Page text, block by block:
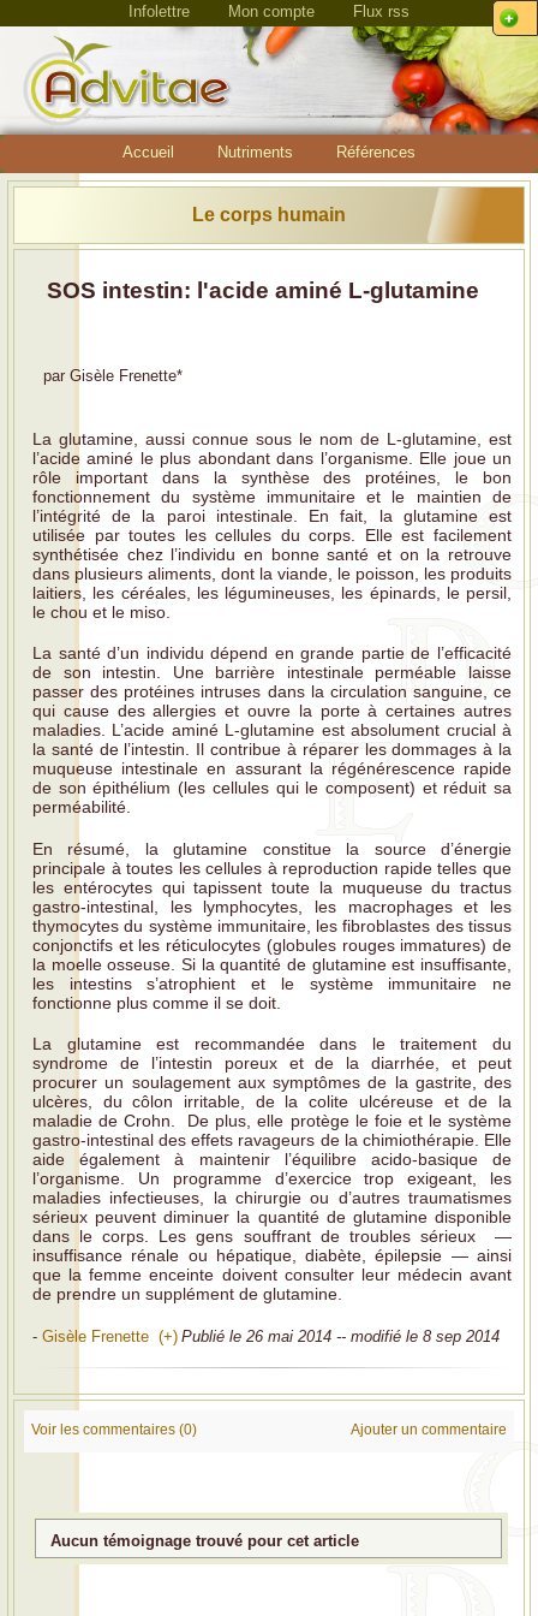
Infolettre Mon compte Flux rss
Accueil Nutriments Références
Le corps humain
SOS intestin: l'acide aminé L-glutamine
par Gisèle Frenette*
La glutamine, aussi connue sous le nom de L-glutamine, est
l’acide aminé le plus abondant dans l’organisme. Elle joue un
rôle important dans la synthèse des protéines, le bon
fonctionnement du système immunitaire et le maintien de
l’intégrité de la paroi intestinale. En fait, la glutamine est
utilisée par toutes les cellules du corps. Elle est facilement
synthétisée chez l’individu en bonne santé et on la retrouve
dans plusieurs aliments, dont la viande, le poisson, les produits
laitiers, les céréales, les légumineuses, les épinards, le persil,
le chou et le miso.
La santé d’un individu dépend en grande partie de l’efficacité
de son intestin. Une barrière intestinale perméable laisse
passer des protéines intruses dans la circulation sanguine, ce
qui cause des allergies et ouvre la porte à certaines autres
maladies. L’acide aminé L-glutamine est absolument crucial à
la santé de l’intestin. Il contribue à réparer les dommages à la
muqueuse intestinale en assurant la régénérescence rapide
de son épithélium (les cellules qui le composent) et réduit sa
perméabilité.
En résumé, la glutamine constitue la source d’énergie
principale à toutes les cellules à reproduction rapide telles que
les entérocytes qui tapissent toute la muqueuse du tractus
gastro-intestinal, les lymphocytes, les macrophages et les
thymocytes du système immunitaire, les fibroblastes des tissus
conjonctifs et les réticulocytes (globules rouges immatures) de
la moelle osseuse. Si la quantité de glutamine est insuffisante,
les intestins s’atrophient et le système immunitaire ne
fonctionne plus comme il se doit.
La glutamine est recommandée dans le traitement du
syndrome de l’intestin poreux et de la diarrhée, et peut
procurer un soulagement aux symptômes de la gastrite, des
ulcères, du côlon irritable, de la colite ulcéreuse et de la
maladie de Crohn. De plus, elle protège le foie et le système
gastro-intestinal des effets ravageurs de la chimiothérapie. Elle
aide également à maintenir l’équilibre acido-basique de
l’organisme. Un programme d’exercice trop exigeant, les
maladies infectieuses, la chirurgie ou d’autres traumatismes
sérieux peuvent diminuer la quantité de glutamine disponible
dans le corps. Les gens souffrant de troubles sérieux —
insuffisance rénale ou hépatique, diabète, épilepsie — ainsi
que la femme enceinte doivent consulter leur médecin avant
de prendre un supplément de glutamine.
- Gisèle Frenette (+) Publié le 26 mai 2014 -- modifié le 8 sep 2014
Voir les commentaires (0) Ajouter un commentaire
Aucun témoignage trouvé pour cet article